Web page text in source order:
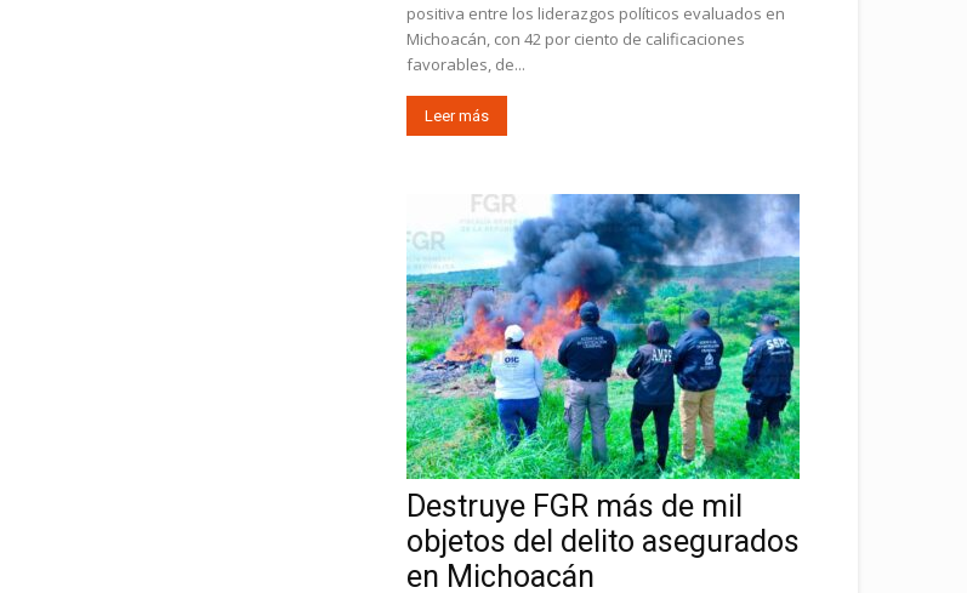
positiva entre los liderazgos políticos evaluados en
Michoacán, con 42 por ciento de calificaciones
favorables, de...
Leer más
Destruye FGR más de mil
objetos del delito asegurados
en Michoacán